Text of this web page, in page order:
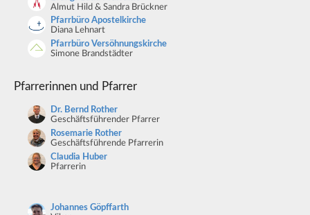
Almut Hild & Sandra Brückner
Pfarrbüro Apostelkirche
Diana Lehnart
Pfarrbüro Versöhnungskirche
Simone Brandstädter
Pfarrerinnen und Pfarrer
Dr. Bernd Rother
Geschäftsführender Pfarrer
Rosemarie Rother
Geschäftsführende Pfarrerin
Claudia Huber
Pfarrerin
Johannes Göpffarth